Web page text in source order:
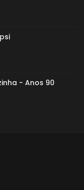
- Anos 90